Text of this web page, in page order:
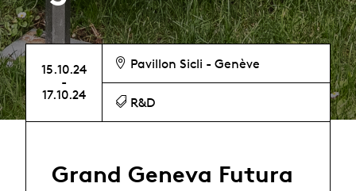
15.10.24
-
17.10.24
Pavillon Sicli - Genève
R&D
Grand Geneva Futura